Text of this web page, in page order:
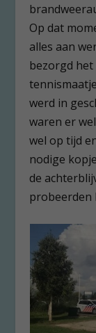
Op dat
alles aan
bezorgd
werd in
waren er
wel op tijd
nodige
de
probeerden